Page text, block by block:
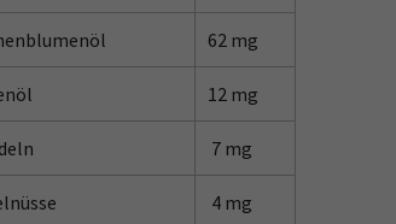
62 mg
12 mg
7 mg
4 mg